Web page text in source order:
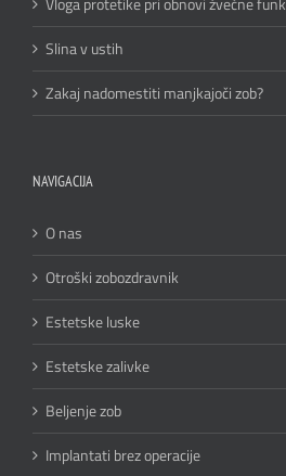
Slina v ustih
Zakaj nadomestiti manjkajoči zob?
NAVIGACIJA
O nas
Otroški zobozdravnik
Estetske luske
Estetske zalivke
Beljenje zob
Implantati brez operacije